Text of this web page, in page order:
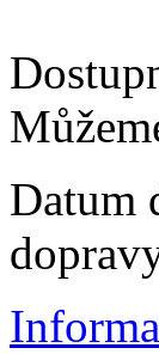
Datum